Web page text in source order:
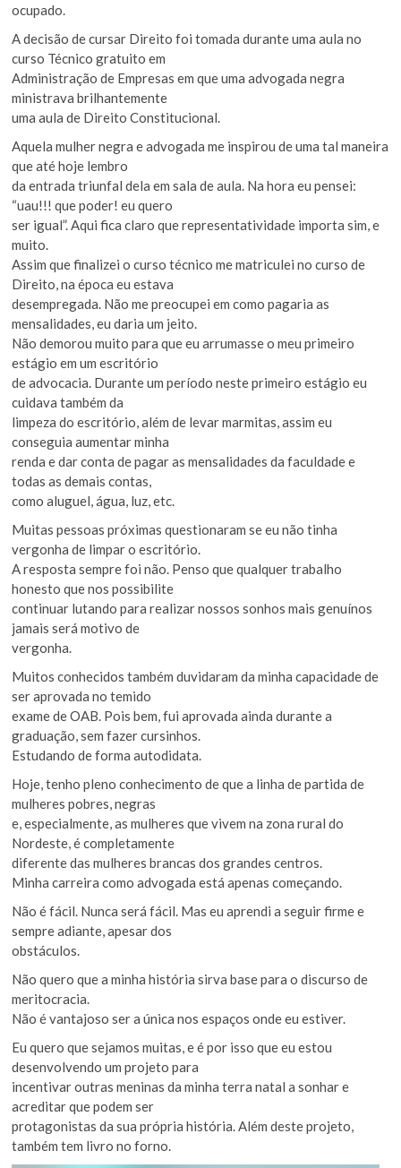
ocupado.
A decisão de cursar Direito foi tomada durante uma aula no
curso Técnico gratuito em
Administração de Empresas em que uma advogada negra
ministrava brilhantemente
uma aula de Direito Constitucional.
Aquela mulher negra e advogada me inspirou de uma tal maneira
que até hoje lembro
da entrada triunfal dela em sala de aula. Na hora eu pensei:
“uau!!! que poder! eu quero
ser igual”. Aqui fica claro que representatividade importa sim, e
muito.
Assim que finalizei o curso técnico me matriculei no curso de
Direito, na época eu estava
desempregada. Não me preocupei em como pagaria as
mensalidades, eu daria um jeito.
Não demorou muito para que eu arrumasse o meu primeiro
estágio em um escritório
de advocacia. Durante um período neste primeiro estágio eu
cuidava também da
limpeza do escritório, além de levar marmitas, assim eu
conseguia aumentar minha
renda e dar conta de pagar as mensalidades da faculdade e
todas as demais contas,
como aluguel, água, luz, etc.
Muitas pessoas próximas questionaram se eu não tinha
vergonha de limpar o escritório.
A resposta sempre foi não. Penso que qualquer trabalho
honesto que nos possibilite
continuar lutando para realizar nossos sonhos mais genuínos
jamais será motivo de
vergonha.
Muitos conhecidos também duvidaram da minha capacidade de
ser aprovada no temido
exame de OAB. Pois bem, fui aprovada ainda durante a
graduação, sem fazer cursinhos.
Estudando de forma autodidata.
Hoje, tenho pleno conhecimento de que a linha de partida de
mulheres pobres, negras
e, especialmente, as mulheres que vivem na zona rural do
Nordeste, é completamente
diferente das mulheres brancas dos grandes centros.
Minha carreira como advogada está apenas começando.
Não é fácil. Nunca será fácil. Mas eu aprendi a seguir firme e
sempre adiante, apesar dos
obstáculos.
Não quero que a minha história sirva base para o discurso de
meritocracia.
Não é vantajoso ser a única nos espaços onde eu estiver.
Eu quero que sejamos muitas, e é por isso que eu estou
desenvolvendo um projeto para
incentivar outras meninas da minha terra natal a sonhar e
acreditar que podem ser
protagonistas da sua própria história. Além deste projeto,
também tem livro no forno.